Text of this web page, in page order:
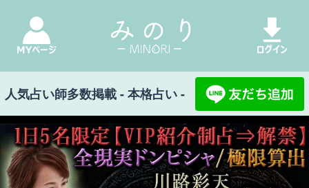
1日5名限定【VIP紹介制占⇒解禁】全現実ドンピシャ/極限算出◆比令数 比令数で算出されし答えは“絶対”、
これは変えることのできない宿命です。狂いなき証明によりあなただけの解を導き出しましょう。